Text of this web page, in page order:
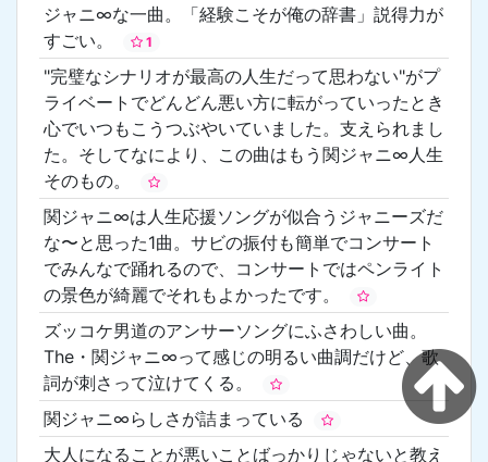
ジャニ∞な一曲。「経験こそが俺の辞書」説得力が
すごい。
1
"完璧なシナリオが最高の人生だって思わない"がプ
ライベートでどんどん悪い方に転がっていったとき
心でいつもこうつぶやいていました。支えられまし
た。そしてなにより、この曲はもう関ジャニ∞人生
そのもの。
関ジャニ∞は人生応援ソングが似合うジャニーズだ
な〜と思った1曲。サビの振付も簡単でコンサート
でみんなで踊れるので、コンサートではペンライト
の景色が綺麗でそれもよかったです。
ズッコケ男道のアンサーソングにふさわしい曲。
The・関ジャニ∞って感じの明るい曲調だけど、歌
詞が刺さって泣けてくる。
関ジャニ∞らしさが詰まっている
大人になることが悪いことばっかりじゃないと教え